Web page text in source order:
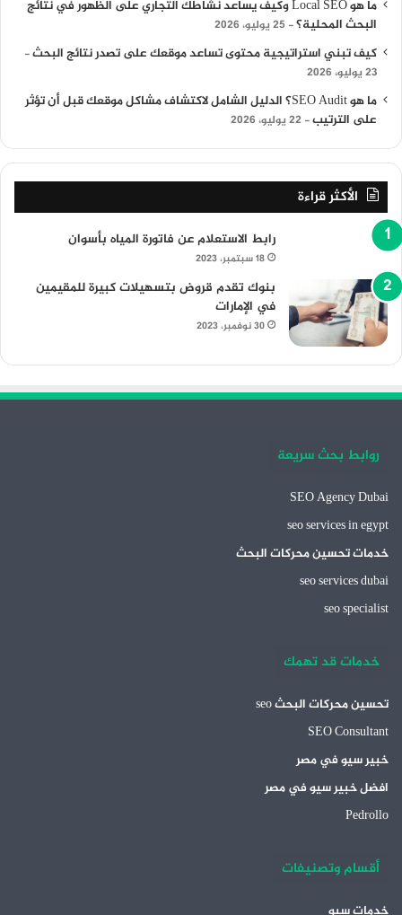
ما هو Local SEO وكيف يساعد نشاطك التجاري على الظهور في نتائج
البحث المحلية؟
25 يوليو، 2026
كيف تبني استراتيجية محتوى تساعد موقعك على تصدر نتائج البحث
23 يوليو، 2026
ما هو SEO Audit؟ الدليل الشامل لاكتشاف مشاكل موقعك قبل أن تؤثر
على الترتيب 22 يوليو، 2026
الأكثر قراءة
رابط الاستعلام عن فاتورة المياه بأسوان
18 سبتمبر، 2023
بنوك تقدم قروض بتسهيلات كبيرة للمقيمين
في الإمارات
30 نوفمبر، 2023
روابط بحث سريعة
SEO Agency Dubai
seo services in egypt
خدمات تحسين محركات البحث
seo services dubai
seo specialist
خدمات قد تهمك
تحسين محركات البحث seo
SEO Consultant
خبير سيو في مصر
افضل خبير سيو في مصر
Pedrollo
أقسام وتصنيفات